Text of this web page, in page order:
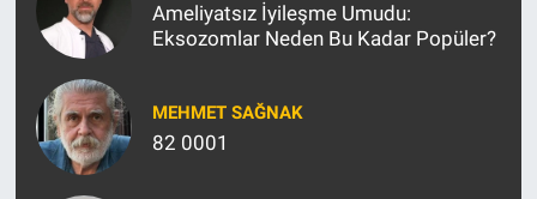
Ameliyatsız İyileşme Umudu:
Eksozomlar Neden Bu Kadar Popüler?
MEHMET SAĞNAK
82 0001